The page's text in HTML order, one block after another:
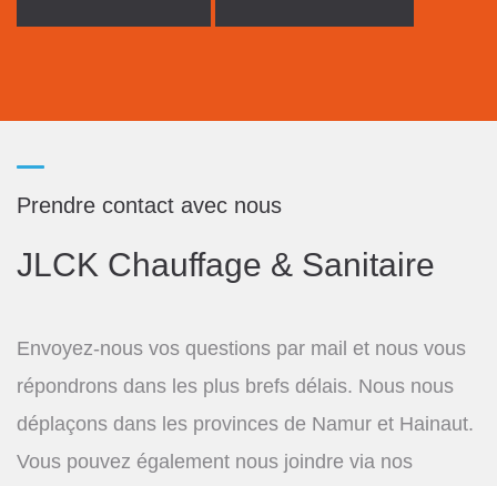
Prendre contact avec nous
JLCK Chauffage & Sanitaire
Envoyez-nous vos questions par mail et nous vous
répondrons dans les plus brefs délais. Nous nous
déplaçons dans les provinces de Namur et Hainaut.
Vous pouvez également nous joindre via nos